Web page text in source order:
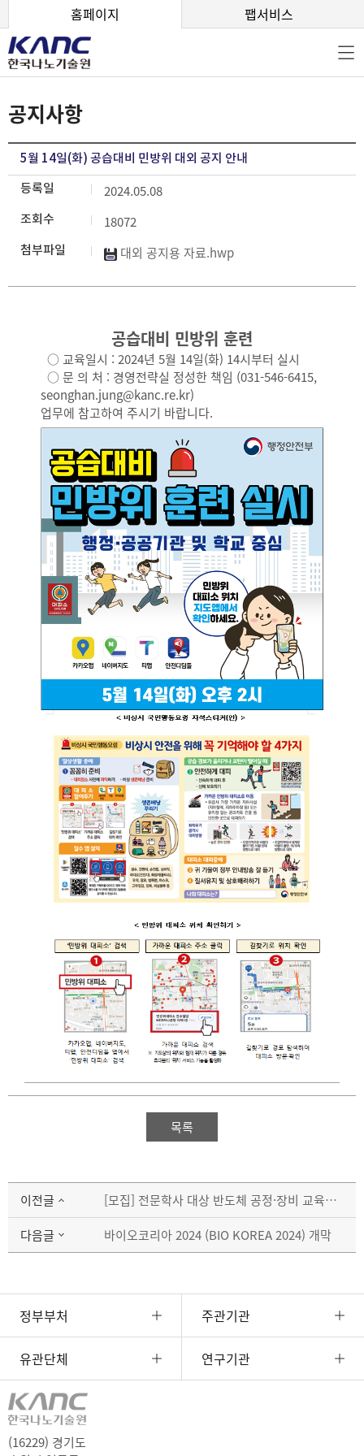
홈페이지 팹서비스
공지사항
5월 14일(화) 공습대비 민방위 대외 공지 안내
등록일 2024.05.08
조회수 18072
첨부파일 대외 공지용 자료.hwp
공습대비 민방위 훈련
○ 교육일시 : 2024년 5월 14일(화) 14시부터 실시
○ 문 의 처 : 경영전략실 정성한 책임 (031-546-6415,
seonghan.jung@kanc.re.kr)
업무에 참고하여 주시기 바랍니다.
목록
이전글
[모집] 전문학사 대상 반도체 공정·장비 교육생 모집
다음글
바이오코리아 2024 (BIO KOREA 2024) 개막
정부부처 주관기관
유관단체 연구기관
(16229) 경기도